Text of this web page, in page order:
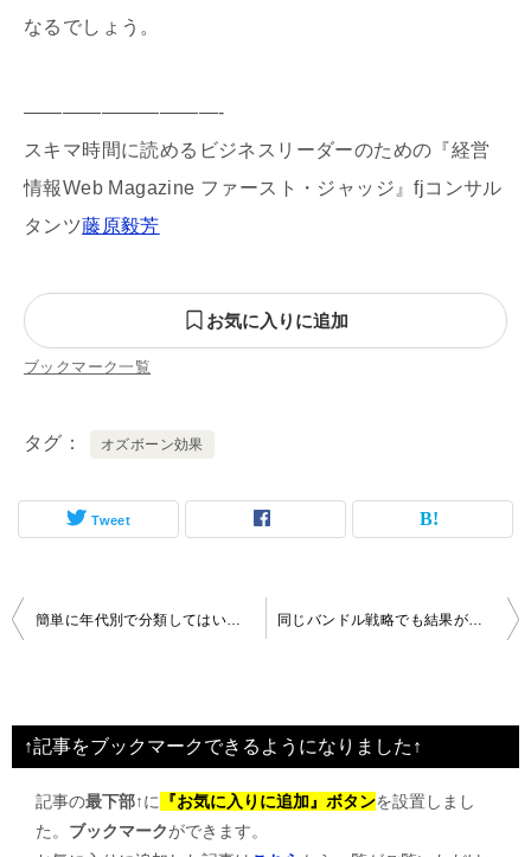
なるでしょう。
——————————-
スキマ時間に読めるビジネスリーダーのための『経営
情報Web Magazine ファースト・ジャッジ』fjコンサル
タンツ藤原毅芳
お気に入りに追加
ブックマーク一覧
タグ オズボーン効果
Tweet
投
ビ
ゲ
↑記事をブックマークできるようになりました↑
記事の最下部↑に 『お気に入りに追加』ボタンを設置しまし
た。 ブックマークができます。